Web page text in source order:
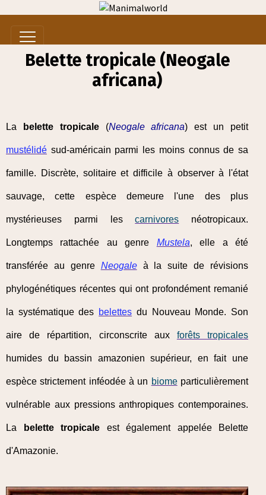
Belette tropicale (Neogale
africana)
La belette tropicale(Neogale africana) est un petit
mustélidé sud-américain parmi les moins connus de sa
famille. Discrète, solitaire et difficile à observer à l'état
sauvage, cette espèce demeure l'une des plus
mystérieuses parmi lescarnivores néotropicaux.
Longtemps rattachée au genre Mustela, elle a été
transférée au genre Neogaleà la suite de révisions
phylogénétiques récentes qui ont profondément remanié
la systématique des belettes du Nouveau Monde. Son
aire de répartition, circonscrite aux forêts tropicales
humides du bassin amazonien supérieur, en fait une
espèce strictement inféodée à un biomeparticulièrement
vulnérable aux pressions anthropiques contemporaines.
La belette tropicale est également appelée Belette
d'Amazonie.